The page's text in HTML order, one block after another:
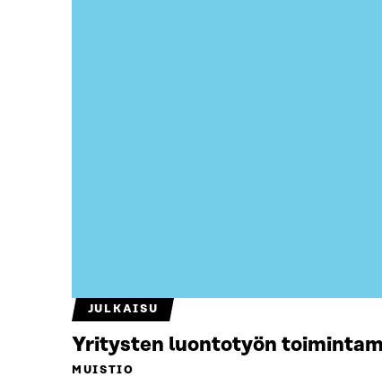
JULKAISU
Yritysten luontotyön
MUISTIO